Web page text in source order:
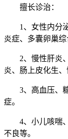
擅长诊治：
1、女性内分
炎症、多囊卵巢
2、慢性肝炎
炎、肠上皮化生
3、高血压、
症。
4、小儿咳喘
不良等。